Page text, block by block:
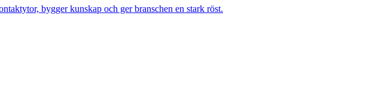
bygger kunskap och ger branschen en stark röst.